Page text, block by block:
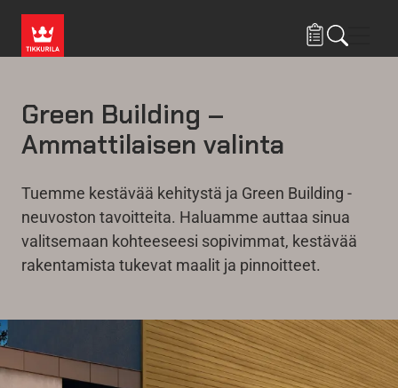
Green Building –
Ammattilaisen valinta
Tuemme kestävää kehitystä ja Green Building -
neuvoston tavoitteita. Haluamme auttaa sinua
valitsemaan kohteeseesi sopivimmat, kestävää
rakentamista tukevat maalit ja pinnoitteet.